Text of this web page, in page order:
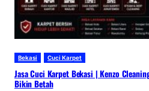
Bekasi Cuci Karpet
Jasa Cuci Karpet Bekasi | Kenzo
Bikin Betah